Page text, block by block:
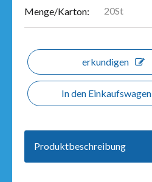
Menge/Karton: 20St
erkundigen
In den Einkaufswagen
Produktbeschreibung